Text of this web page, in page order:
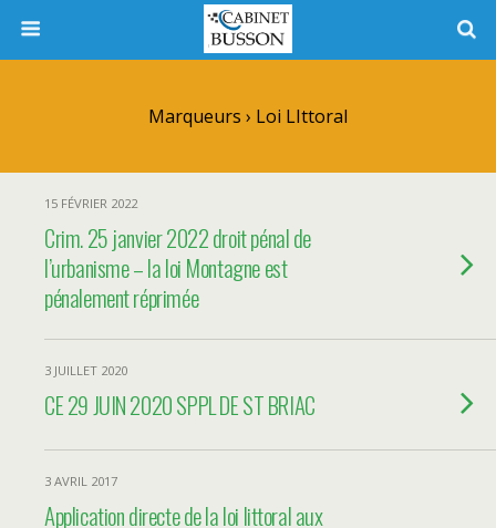
Marqueurs › Loi LIttoral
15 FÉVRIER 2022
Crim. 25 janvier 2022 droit pénal de
l’urbanisme – la loi Montagne est
pénalement réprimée
3 JUILLET 2020
CE 29 JUIN 2020 SPPL DE ST BRIAC
3 AVRIL 2017
Application directe de la loi littoral aux